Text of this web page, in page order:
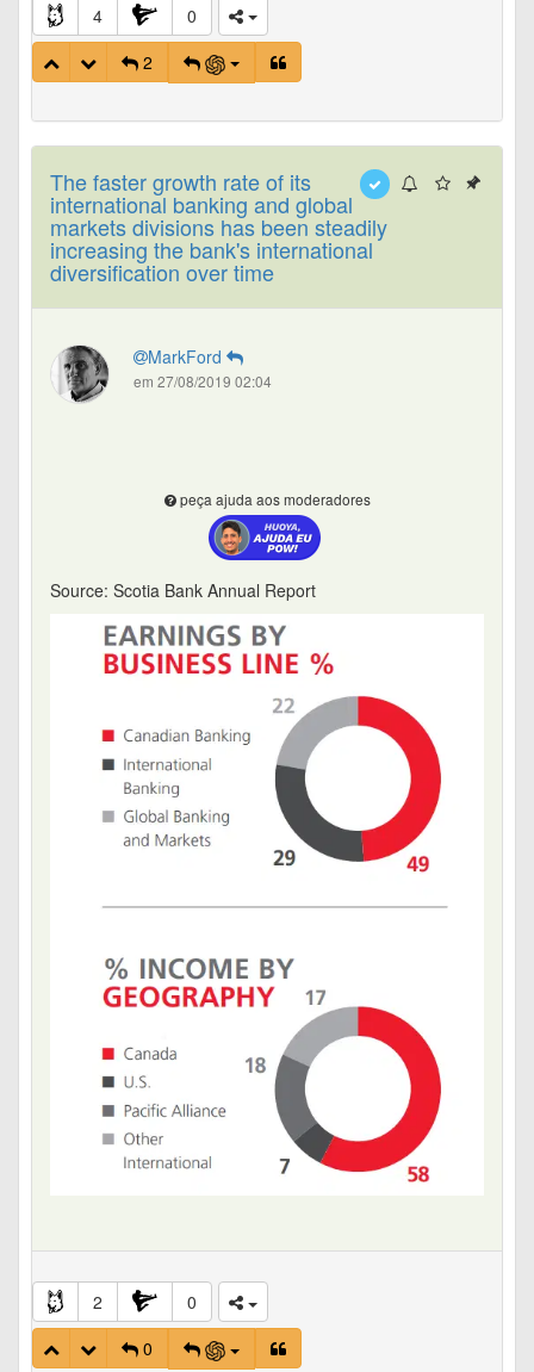
4
0
2
The faster growth rate of its
international banking and global
markets divisions has been steadily
increasing the bank's international
diversification over time
MarkFord
em 27/08/2019 02:04
peça ajuda aos moderadores
Source: Scotia Bank Annual Report
2
0
0